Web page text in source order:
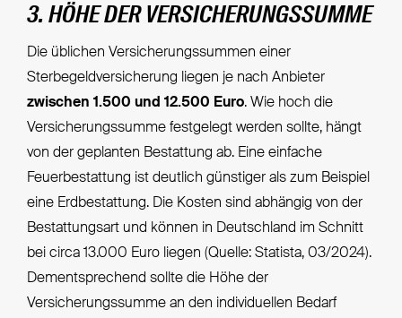
3. HÖHE DER VERSICHERUNGSSUMME
Die üblichen Versicherungssummen einer
Sterbegeldversicherung liegen je nach Anbieter
zwischen 1.500 und 12.500 Euro. Wie hoch die
Versicherungssumme festgelegt werden sollte, hängt
von der geplanten Bestattung ab. Eine einfache
Feuerbestattung ist deutlich günstiger als zum Beispiel
eine Erdbestattung. Die Kosten sind abhängig von der
Bestattungsart und können in Deutschland im Schnitt
bei circa 13.000 Euro liegen (Quelle: Statista, 03/2024).
Dementsprechend sollte die Höhe der
Versicherungssumme an den individuellen Bedarf